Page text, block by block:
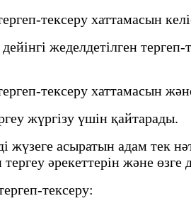
тексеру хаттамасын
жеделдетілген
тексеру хаттамасын
жүргізу үшін қайтарады.
жүзеге асыратын адам тек
әрекеттерін және
тексеру: